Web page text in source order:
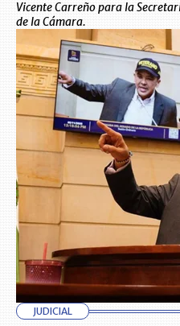
Vicente Carreño para la
de la Cámara.
JUDICIAL